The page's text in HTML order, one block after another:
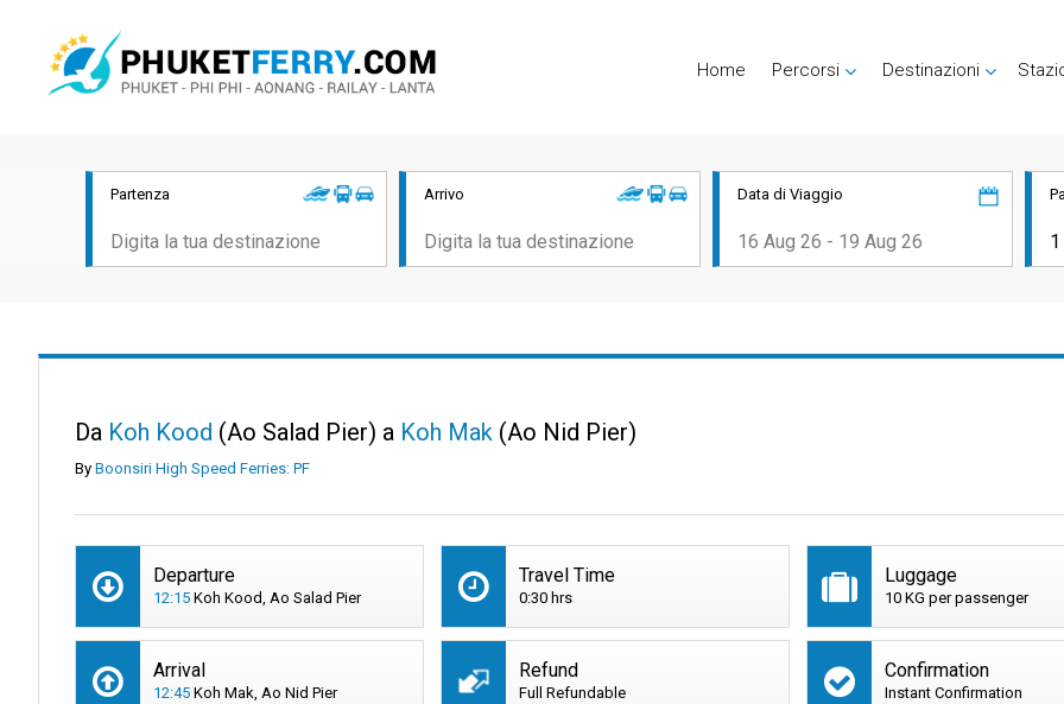
Home Percorsi Destinazioni
Partenza Arrivo Data di Viaggio
Da Koh Kood (Ao Salad Pier) a Koh Mak (Ao Nid Pier)
By Boonsiri High Speed Ferries: PF
Departure
12:15 Koh Kood, Ao Salad Pier
Travel Time
0:30 hrs
Luggage
10 KG per passenger
Arrival
12:45 Koh Mak, Ao Nid Pier
Refund
Full Refundable
Confirmation
Instant Confirmation